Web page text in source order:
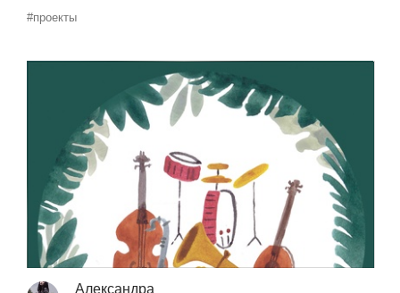
#проекты
Александра